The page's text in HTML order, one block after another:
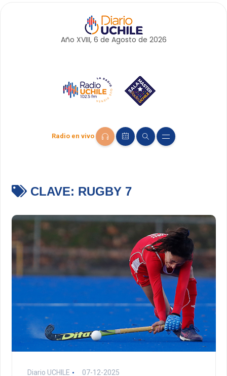
Año XVIII, 6 de Agosto de 2026
Radio en vivo
CLAVE: RUGBY 7
Diario UCHILE 07-12-2025